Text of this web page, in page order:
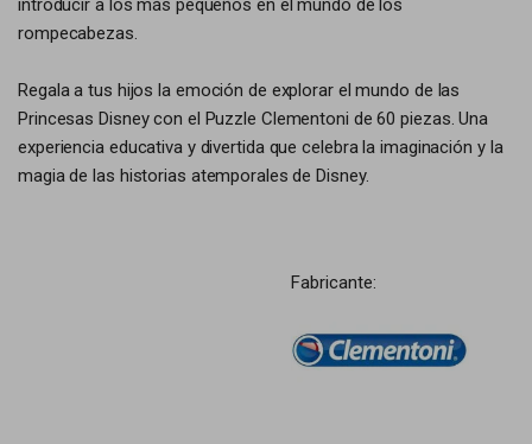
introducir a los más pequeños en el mundo de los
rompecabezas.
Regala a tus hijos la emoción de explorar el mundo de las
Princesas Disney con el Puzzle Clementoni de 60 piezas. Una
experiencia educativa y divertida que celebra la imaginación y la
magia de las historias atemporales de Disney.
Fabricante: